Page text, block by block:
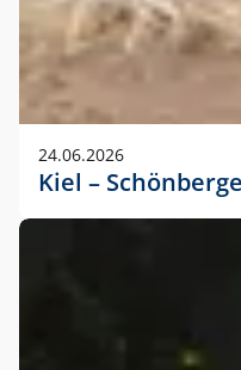
24.06.2026
Kiel –